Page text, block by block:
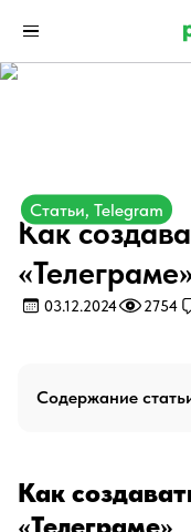
Статьи, Telegram
Как
03.12.2024 2754
Содержание
Как